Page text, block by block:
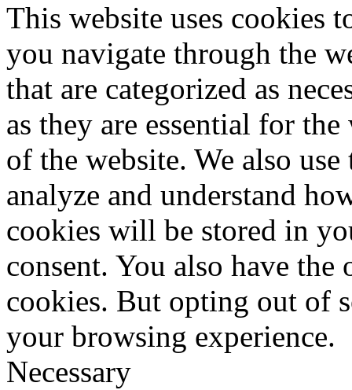
This website uses cookies
you navigate through the
that are categorized as
as they are essential for
of the website. We also
analyze and understand
cookies will be stored in
consent. You also have
cookies. But opting out of
your browsing experience.
Necessary